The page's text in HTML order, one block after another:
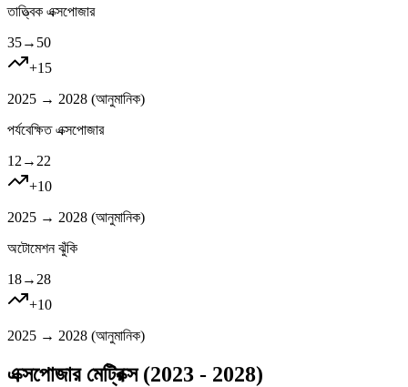
তাত্ত্বিক এক্সপোজার
35→ 50
+15
2025 → 2028 (আনুমানিক)
পর্যবেক্ষিত এক্সপোজার
12 → 22
+10
2025 → 2028 (আনুমানিক)
অটোমেশন ঝুঁকি
18→ 28
+10
2025 → 2028 (আনুমানিক)
এক্সপোজার মেট্রিক্স (2023 - 2028)